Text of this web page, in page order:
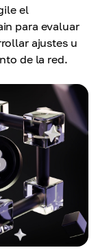
el
para evaluar
ajustes u
de la red.